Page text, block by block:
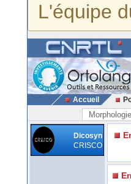
L'équipe
Accueil
Morphologie
Dicosyn
CRISCO